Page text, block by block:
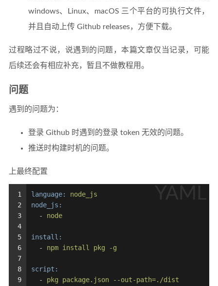
windows、Linux、macOS 三个平台的可执行文件，
并且自动上传 Github releases，方便下载。
过程略过不说，说遇到的问题，本篇文章仅当记录，可能
后续还会有相应补充，暂且不做教程用。
问题
遇到的问题为：
登录 Github 时遇到的登录 token 无效的问题。
推送时构建时机的问题。
上最终配置
1
2
3
4
5
6
7
8
9
language:
node_js
node_js:
-
node
install:
-
npm install pkg -g
script:
-
pkg package.json --out-path=./dist